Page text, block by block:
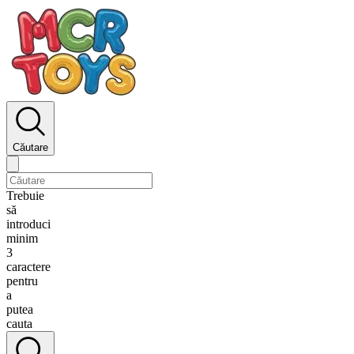
Căutare
Trebuie
să
introduci
minim
3
caractere
pentru
a
putea
cauta